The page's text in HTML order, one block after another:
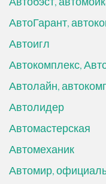
АвтоГарант,
Автоигл
Автокомплекс,
Автолайн,
Автолидер
Автомастерская
Автомеханик
Автомир,